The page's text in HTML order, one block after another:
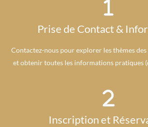
Prise de Contact &
Contactez-nous pour explorer les thèmes
et obtenir toutes les informations pratiques
Inscription et